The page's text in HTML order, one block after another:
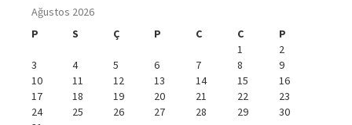
Ağustos 2026
P
S Ç P C C
P
1
2
3
4 5 6 7 8
9
10
11 12 13 14 15
16
17
18 19 20 21 22
23
24
25 26 27 28 29
30